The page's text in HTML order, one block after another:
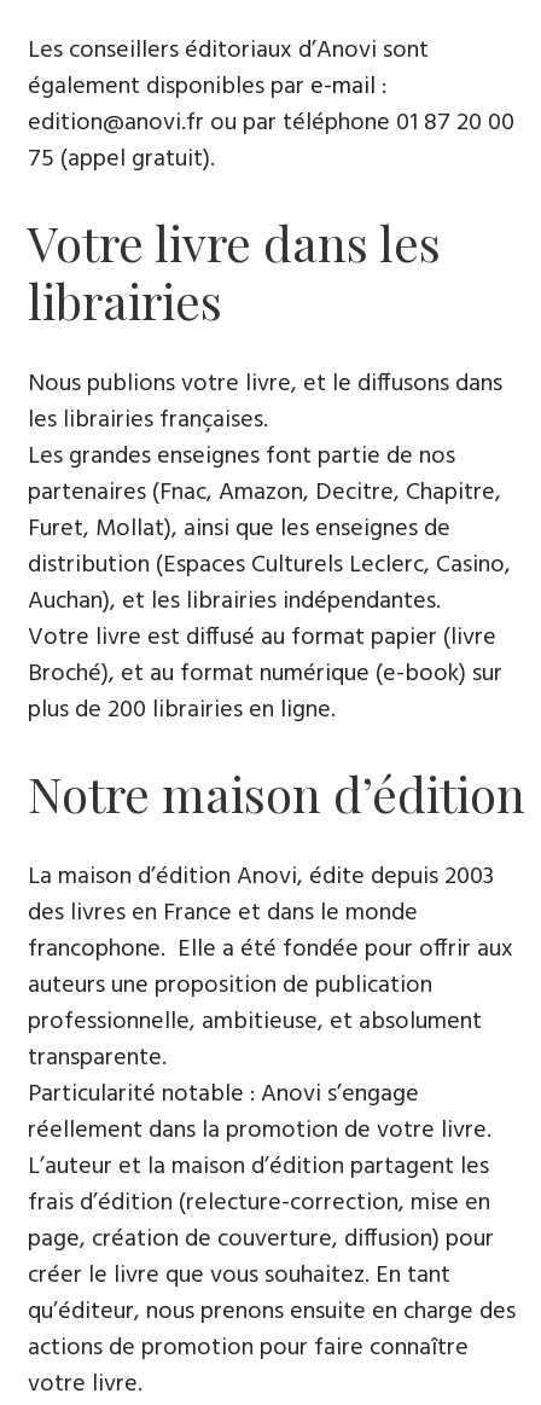
Les conseillers éditoriaux d’Anovi sont
également disponibles par e-mail :
edition@anovi.fr ou par téléphone ​​0​1 87 20 00
75 (appel gratuit).
Votre livre dans les
librairies
Nous publions votre livre, et le diffusons dans
les librairies françaises​.
Les grandes enseignes font partie de nos
partenaires (Fnac, Amazon, Decitre, Chapitre,
Furet, Mollat), ainsi que les enseignes de
distribution (Espaces Culturels Leclerc, Casino,
Auchan), et les librairies indépendantes.
Votre livre est diffusé au format papier (livre
Broché), et au format numérique (e-book) sur
plus de 200 librairies en ligne.
Notre maison d’édition
La maison d’édition Anovi, édite depuis 2003
des livres en France et dans le monde
francophone. Elle a été fondée pour offrir aux
auteurs une proposition de publication
professionnelle, ambitieuse, et absolument
transparente.
Particularité notable : Anovi s’engage
réellement dans la promotion de votre livre.
L’auteur et la maison d’édition partagent les
frais d’édition (relecture-correction, mise en
page, création de couverture, diffusion) pour
créer le livre que vous souhaitez. En tant
qu’éditeur, nous prenons ensuite en charge des
actions de promotion pour faire connaître
votre livre.